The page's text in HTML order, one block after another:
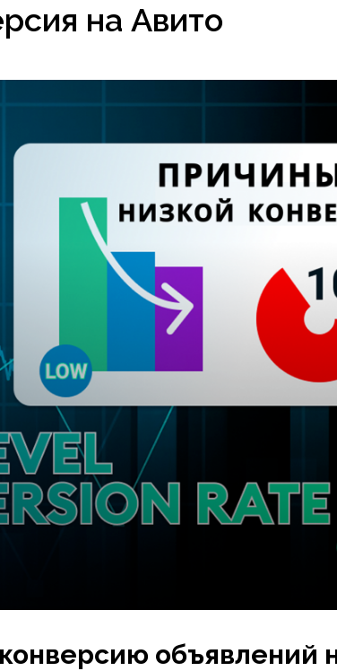
на Авито
объявлений